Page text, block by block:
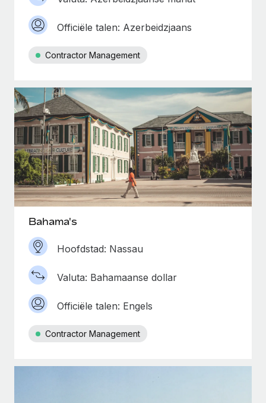
Officiële talen: Azerbeidzjaans
Contractor Management
Bahama's
Hoofdstad: Nassau
Valuta: Bahamaanse dollar
Officiële talen: Engels
Contractor Management